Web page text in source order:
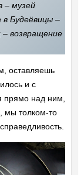
– музей
в Будеёвицы –
возвращение
оставляешь
и с
прямо над ним,
мы толком-то